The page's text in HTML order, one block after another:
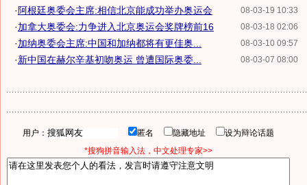
08-03-19 10:33
· 阿根廷奥委会主席:相信北京能成功举办奥运会
08-03-18 02:06
·加拿大奥委会:力争进入北京奥运会奖牌榜前16
08-03-10 09:57
·加纳奥委会主席:中国和加纳都将有更佳奥...
08-03-07 08:00
·新中国在赫尔辛基初吻奥运 曾遭国际奥委...
用户： 匿名 隐藏地址
设为辩论话题
*搜狗拼音输入法，中文处理专家>>